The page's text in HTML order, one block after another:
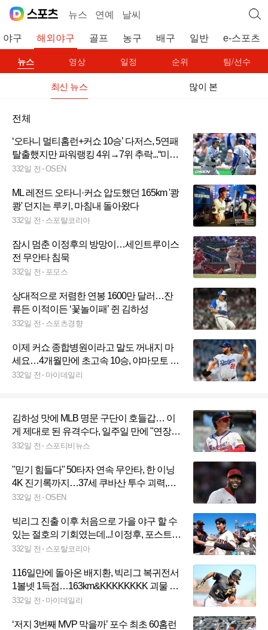
뉴스 연예 날씨
야구 해외야구 골프 농구 배구 일반 e-스포츠
뉴스 영상 일정 순위 팀/선수
최신 뉴스 많이 본
전체
‘오타니 멀티홈런+커쇼 10승’ 다저스, 5연패
탈출했지만 파워랭킹 4위→7위 추락...“미래
명예의 전당 2명이 다저스 구했다”
332일 전 OSEN
ML 레전드 오타니·커쇼 압도했던 165km '쾅
쾅' 던지는 루키, 마침내 돌아왔다
332일 전 스포탈코리아
잠시 멈춘 이정후의 방망이…세인트루이스
전 무안타 침묵
332일 전 포모스
상대적으로 저렴한 연봉 1600만 달러…잔
류든 이적이든 ‘꽃놀이패’ 쥔 김하성
332일 전 스포츠경향
이제 커쇼 종합병원이라고 말도 꺼내지 마
세요…4개월만에 초고속 10승, 야마모토 빼
고 다저스 투수들 반성 좀 하세요
332일 전 마이데일리
김하성 맛에 MLB 명문 구단이 호들갑… 이
게 제대로 된 유격수다, 일주일 만에 "연장
계약 고려해"
332일 전 스포티비뉴스
"믿기 힘들다" 50타자 연속 무안타, 한 이닝
4K 진기록까지…37세 쿠바산 투수 괴력,
ERA 0점대 진입
332일 전 OSEN
빅리그 진출 이후 처음으로 가을 야구 할 수
있는 절호의 기회였는데...! 이정후, 포스트시
즌 진출 가능성 8.5%
332일 전 스포탈코리아
116일만에 돌아온 배지환, 빅리그 복귀전서
1볼넷 1득점…163km&KKKKKKKK 괴물 신
인 못 넘었다
332일 전 마이데일리
‘저지 3번째 MVP 막을까’ 포수 최초 60홈런